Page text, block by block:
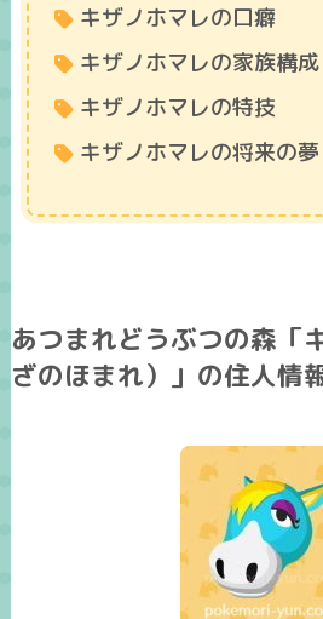
キザノホマレの口癖
キザノホマレの家族構成
キザノホマレの特技
キザノホマレの将来の夢
あつまれどうぶつの森「
ざのほまれ）」の住人情